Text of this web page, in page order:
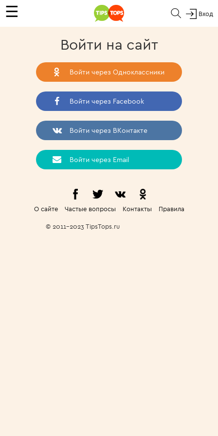
☰ Вход
Войти на сайт
Войти через Одноклассники
Войти через Facebook
Войти через ВКонтакте
Войти через Email
О сайте Частые вопросы Контакты Правила
© 2011-2023 TipsTops.ru